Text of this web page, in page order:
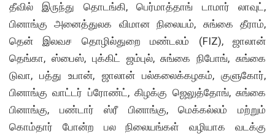
தீவில் இருந்து தொடங்கி, பெர்மாத்தாங் டாமார் லாவுட்,
பினாங்கு அனைத்துலக விமான நிலையம், சுங்கை தீராம்,
தென் இலவச தொழில்துறை மண்டலம் (FIZ), ஜாலான்
தெங்கா, ஸ்பைஸ், புக்கிட் ஜம்புல், சுங்கை நிபோங், சுங்கை
டுவா, பத்து உபான், ஜாலான் பல்கலைக்கழகம், குளுகோர்,
பினாங்கு வாட்டர் ப்ரோண்ட், கிழக்கு ஜெலுத்தோங், சுங்கை
பினாங்கு, பண்டார் ஸ்ரீ பினாங்கு, மெக்கல்லம் மற்றும்
கொம்தார் போன்ற பல நிலையங்கள் வழியாக வடக்கு